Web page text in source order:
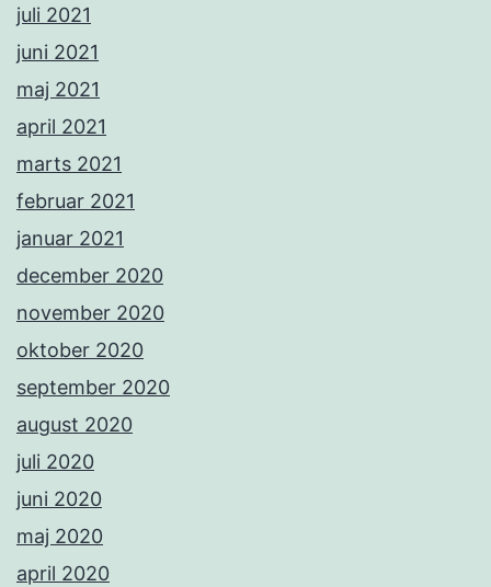
juli 2021
juni 2021
maj 2021
april 2021
marts 2021
februar 2021
januar 2021
december 2020
november 2020
oktober 2020
september 2020
august 2020
juli 2020
juni 2020
maj 2020
april 2020